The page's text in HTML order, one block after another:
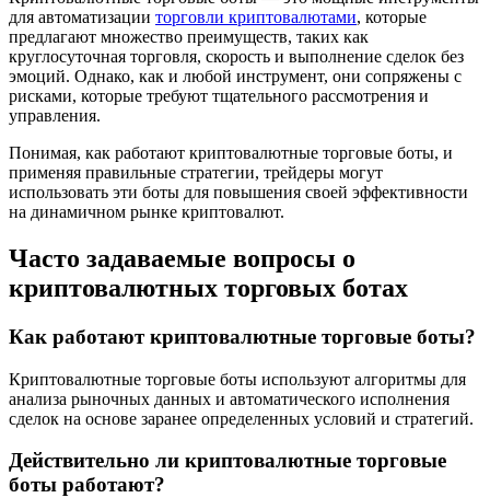
для автоматизации торговли криптовалютами, которые
предлагают множество преимуществ, таких как
круглосуточная торговля, скорость и выполнение сделок без
эмоций. Однако, как и любой инструмент, они сопряжены с
рисками, которые требуют тщательного рассмотрения и
управления.
Понимая, как работают криптовалютные торговые боты, и
применяя правильные стратегии, трейдеры могут
использовать эти боты для повышения своей эффективности
на динамичном рынке криптовалют.
Часто задаваемые вопросы о
криптовалютных торговых ботах
Как работают криптовалютные торговые боты?
Криптовалютные торговые боты используют алгоритмы для
анализа рыночных данных и автоматического исполнения
сделок на основе заранее определенных условий и стратегий.
Действительно ли криптовалютные торговые
боты работают?